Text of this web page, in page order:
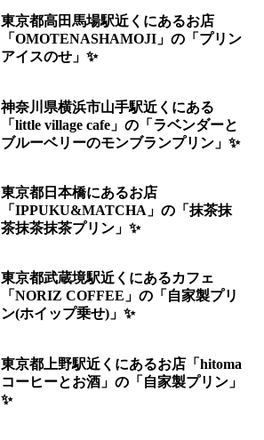
東京都高田馬場駅近くにあるお店
「OMOTENASHAMOJI」の「プリン
アイスのせ」✨
神奈川県横浜市山手駅近くにある
「little village cafe」の「ラベンダーと
ブルーベリーのモンブランプリン」✨
東京都日本橋にあるお店
「IPPUKU&MATCHA」の「抹茶抹
茶抹茶抹茶プリン」✨
東京都武蔵境駅近くにあるカフェ
「NORIZ COFFEE」の「自家製プリ
ン(ホイップ乗せ)」✨
東京都上野駅近くにあるお店「hitoma
コーヒーとお酒」の「自家製プリン」
✨